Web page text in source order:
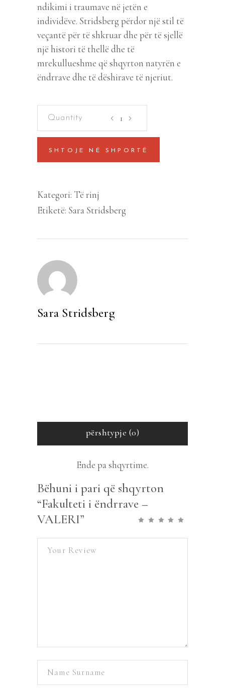
ndikimi i traumave në jetën e
individëve. Stridsberg përdor një stil të
veçantë për të shkruar dhe për të sjellë
një histori të thellë dhe të
mrekullueshme që shqyrton natyrën e
ëndrrave dhe të dëshirave të njeriut.
ëndrrave
-
SHTOJE NË SHPORTË
Kategori: Të rinj
Etiketë: Sara Stridsberg
Sara Stridsberg
përshtypje (0)
Ende pa shqyrtime.
Bëhuni i pari që shqyrton
“Fakulteti i ëndrrave –
VALERI”